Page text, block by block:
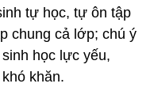
tự học, tự ôn tập
chung cả lớp; chú ý
học lực yếu,
khăn.